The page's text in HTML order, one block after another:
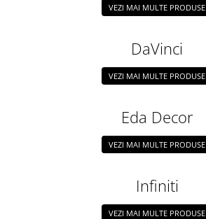
VEZI MAI MULTE PRODUSE
DaVinci
VEZI MAI MULTE PRODUSE
Eda Decor
VEZI MAI MULTE PRODUSE
Infiniti
VEZI MAI MULTE PRODUSE